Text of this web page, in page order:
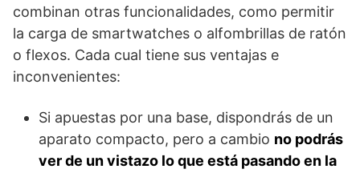
combinan otras funcionalidades, como permitir
la carga de smartwatches o alfombrillas de ratón
o flexos. Cada cual tiene sus ventajas e
inconvenientes:
Si apuestas por una base, dispondrás de un
aparato compacto, pero a cambio no podrás
ver de un vistazo lo que está pasando en la